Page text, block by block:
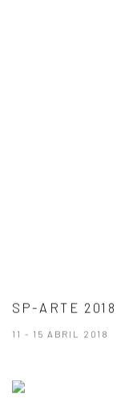
SP-ARTE 2018
11 - 15 ABRIL 2018